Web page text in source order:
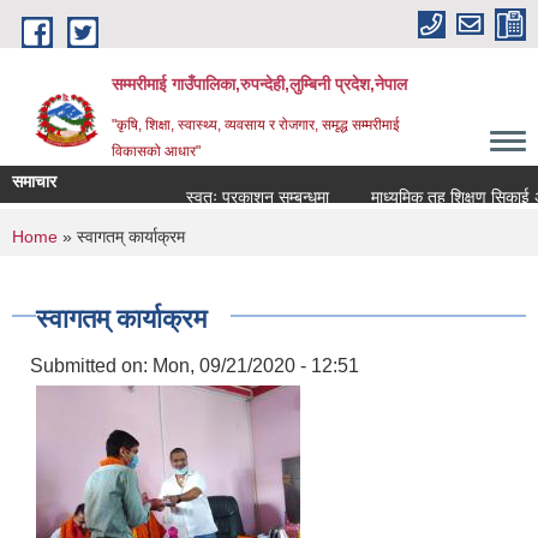
Skip to main content
सम्मरीमाई गाउँपालिका,रुपन्देही,लुम्बिनी प्रदेश,नेपाल
"कृषि, शिक्षा, स्वास्थ्य, व्यवसाय र रोजगार, समृद्ध सम्मरीमाई
विकासको आधार"
समाचार
स्वतः प्रकाशन सम्बन्धमा
माध्यमिक तह शिक्षण सिकाई
You are here
Home » स्वागतम् कार्याक्रम
स्वागतम् कार्याक्रम
Submitted on: Mon, 09/21/2020 - 12:51